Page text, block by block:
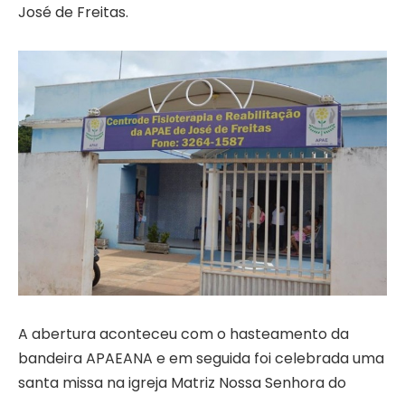
José de Freitas.
A abertura aconteceu com o hasteamento da
bandeira APAEANA e em seguida foi celebrada uma
santa missa na igreja Matriz Nossa Senhora do